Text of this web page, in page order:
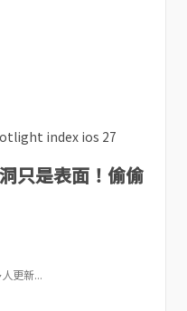
只是表面！偷偷
更新...